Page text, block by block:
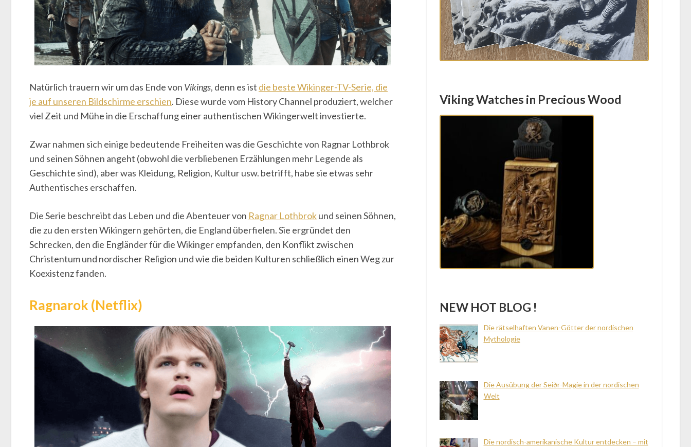
Natürlich trauern wir um das Ende von Vikings, denn es ist die beste Wikinger-TV-Serie, die
je auf unseren Bildschirme erschien. Diese wurde vom History Channel produziert, welcher
viel Zeit und Mühe in die Erschaffung einer authentischen Wikingerwelt investierte.
Zwar nahmen sich einige bedeutende Freiheiten was die Geschichte von Ragnar Lothbrok
und seinen Söhnen angeht (obwohl die verbliebenen Erzählungen mehr Legende als
Geschichte sind), aber was Kleidung, Religion, Kultur usw. betrifft, habe sie etwas sehr
Authentisches erschaffen.
Die Serie beschreibt das Leben und die Abenteuer von Ragnar Lothbrokund seinen Söhnen,
die zu den ersten Wikingern gehörten, die England überfielen. Sie ergründet den
Schrecken, den die Engländer für die Wikinger empfanden, den Konflikt zwischen
Christentum und nordischer Religion und wie die beiden Kulturen schließlich einen Weg zur
Koexistenz fanden.
Ragnarok (Netflix)
Viking Watches in Precious Wood
NEW HOT BLOG !
Die rätselhaften Vanen-Götter der nordischen
Mythologie
Die Ausübung der Seiðr-Magie in der nordischen
Welt
Die nordisch-amerikanische Kultur entdecken – mit